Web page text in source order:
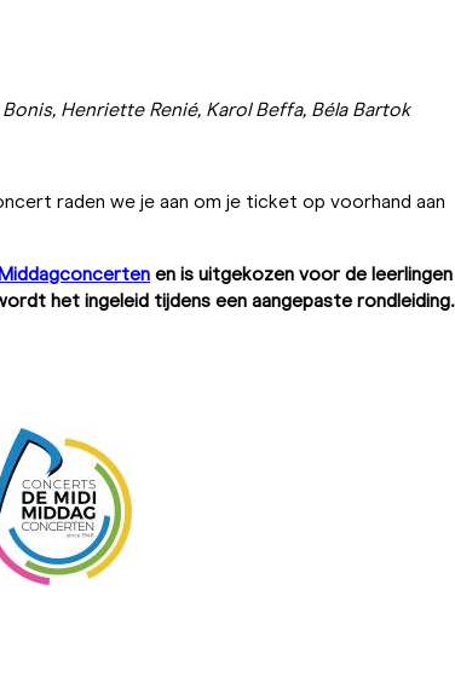
Henriette Renié, Karol Beffa, Béla Bartok
raden we je aan om je ticket op voorhand aan
en is uitgekozen voor de leerlingen
het ingeleid tijdens een aangepaste rondleiding.